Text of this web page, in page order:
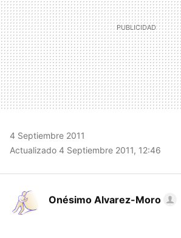
4 Septiembre 2011
Actualizado 4 Septiembre 2011, 12:46
Onésimo Alvarez-Moro